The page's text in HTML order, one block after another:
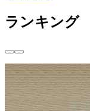
ランキング